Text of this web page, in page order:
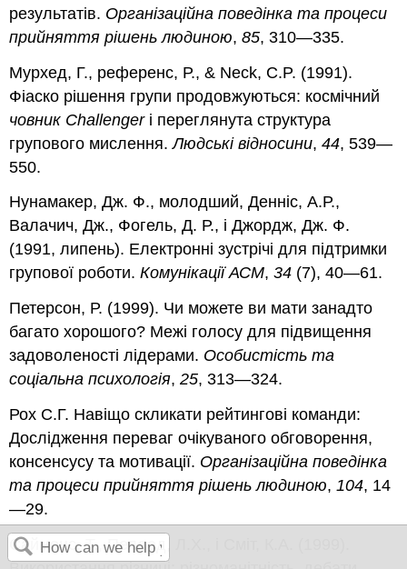
результатів. Організаційна поведінка та процеси
прийняття рішень людиною,85, 310—335.
Мурхед, Г., референс, Р., & Neck, C.P. (1991).
Фіаско рішення групи продовжуються: космічний
човник Challengerі переглянута структура
групового мислення.Людські відносини,44, 539—
550.
Нунамакер, Дж. Ф., молодший, Денніс, А.Р.,
Валачич, Дж., Фогель, Д. Р., і Джордж, Дж. Ф.
(1991, липень). Електронні зустрічі для підтримки
групової роботи.Комунікації АСМ,34 (7), 40—61.
Петерсон, Р. (1999). Чи можете ви мати занадто
багато хорошого? Межі голосу для підвищення
задоволеності лідерами. Особистість та
соціальна психологія,25, 313—324.
Рох С.Г. Навіщо скликати рейтингові команди:
Дослідження переваг очікуваного обговорення,
консенсусу та мотивації. Організаційна поведінка
та процеси прийняття рішень людиною,104, 14
—29.
Саймонс, Т., Пеллед, Л.Х., і Сміт, К.А. (1999).